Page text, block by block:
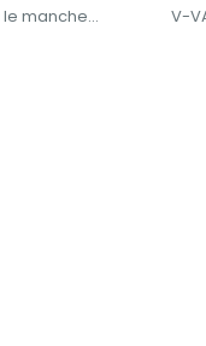
le manche...
V-